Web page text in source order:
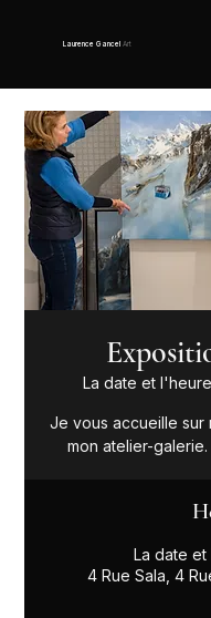
Laurence Gancel Art
La date et
Je vous accueille
mon atelier-
La date
4 Rue Sala, 4